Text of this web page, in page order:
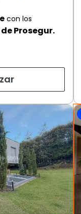
con los
Prosegur.